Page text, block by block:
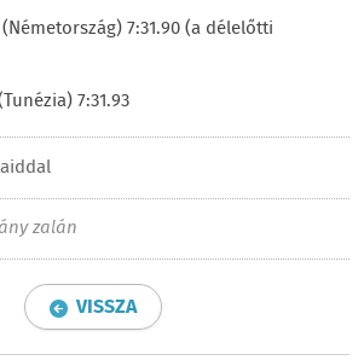
7:31.90 (a délelőtti
7:31.93
zalán
VISSZA